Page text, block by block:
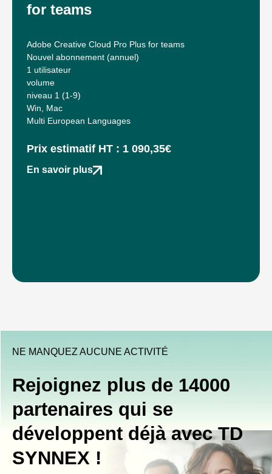
for teams
Adobe Creative Cloud Pro Plus for teams
Nouvel abonnement (annuel)
1 utilisateur
volume
niveau 1 (1-9)
Win, Mac
Multi European Languages
Prix estimatif HT : 1 090,35€
En savoir plus
NE MANQUEZ AUCUNE ACTIVITÉ
Rejoignez plus de 14000
partenaires qui se
développent déjà avec TD
SYNNEX !